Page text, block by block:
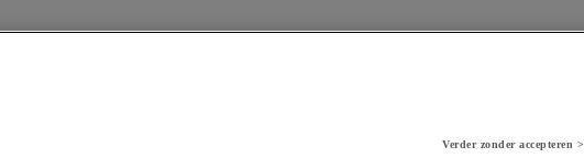
Verder zonder accepteren >